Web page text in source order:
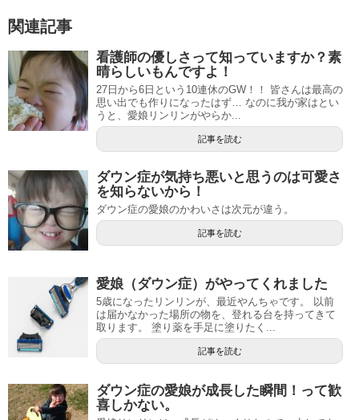
関連記事
看護師の優しさって知っていますか？素
晴らしいもんですよ！
27日から6日という10連休のGW！！ 皆さんは最高の
思い出でも作りになったはず… なのに我が家はとい
うと、愛娘リンリンがやらか...
記事を読む
ダウン症が気持ち悪いと思うのは可愛さ
を知らないから！
ダウン症の愛娘のかわいさは次元が違う。
記事を読む
愛娘（ダウン症）がやってくれました
5歳になったリンリンが、最近やんちゃです。 以前
は届かなかった場所の物を、登れる台を持ってきて
取ります。 塗り薬を手足に塗りたく...
記事を読む
ダウン症の愛娘が成長した瞬間！って歓
喜しかない。